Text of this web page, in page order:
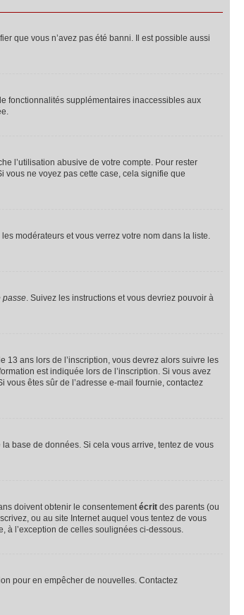
que vous n’avez pas été banni. Il est possible aussi
fonctionnalités supplémentaires inaccessibles aux
l’utilisation abusive de votre compte. Pour rester
vous ne voyez pas cette case, cela signifie que
modérateurs et vous verrez votre nom dans la liste.
passe. Suivez les instructions et vous devriez pouvoir à
13 ans lors de l’inscription, vous devrez alors suivre les
est indiquée lors de l’inscription. Si vous avez
vous êtes sûr de l’adresse e-mail fournie, contactez
base de données. Si cela vous arrive, tentez de vous
doivent obtenir le consentementécrit des parents (ou
ou au site Internet auquel vous tentez de vous
à l’exception de celles soulignées ci-dessous.
pour en empêcher de nouvelles. Contactez